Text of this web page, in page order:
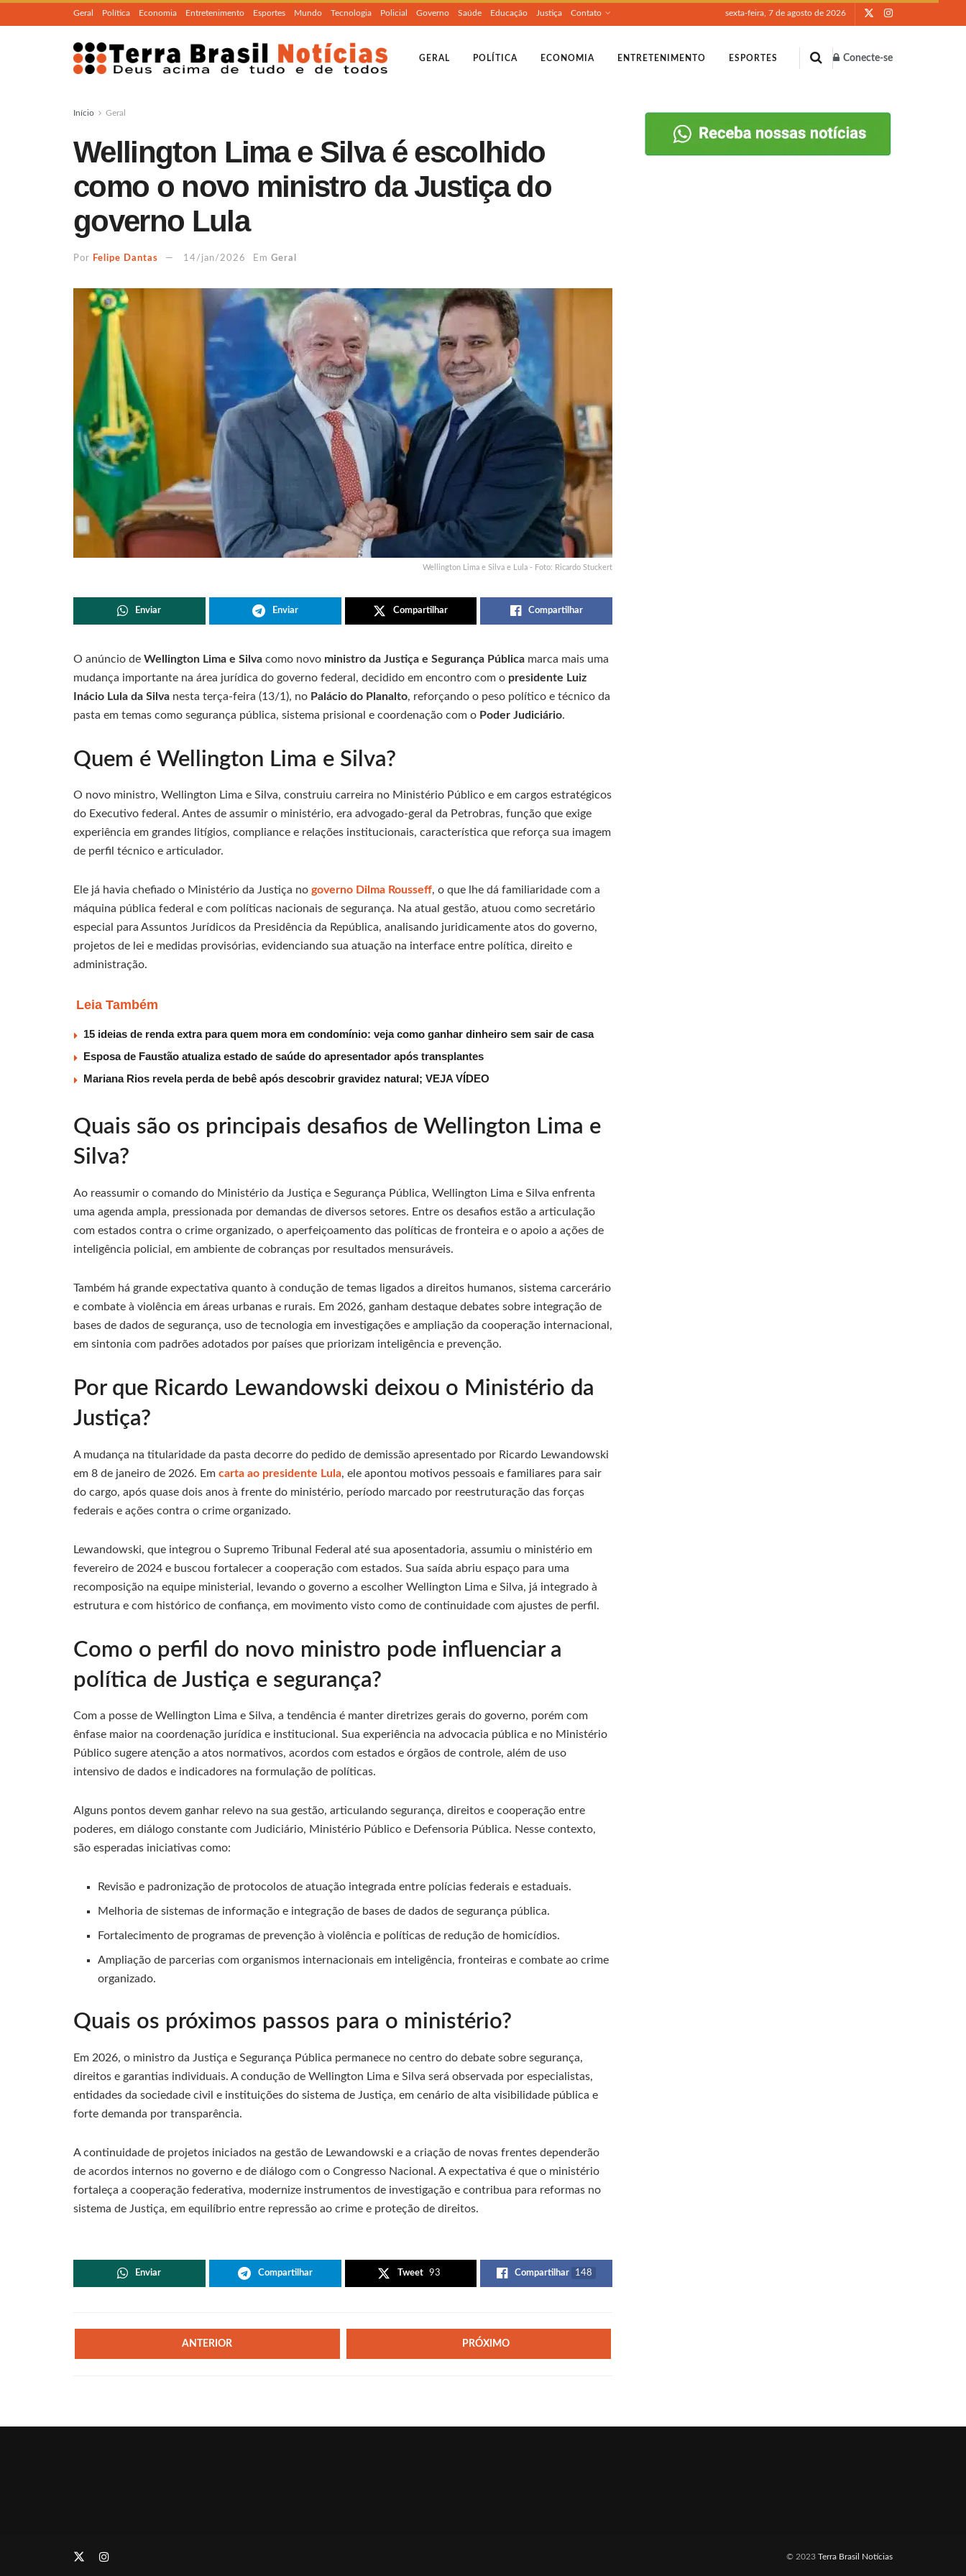
Geral Política Economia Entretenimento Esportes Mundo Tecnologia Policial Governo Saúde Educação Justiça Contato sexta-feira, 7 de agosto de 2026
GERAL POLÍTICA ECONOMIA ENTRETENIMENTO ESPORTES Conecte-se
Início Geral
Wellington Lima e Silva é escolhido
como o novo ministro da Justiça do
governo Lula
Por Felipe Dantas 14/jan/2026 Em Geral
Wellington Lima e Silva e Lula - Foto: Ricardo Stuckert
Enviar Enviar Compartilhar Compartilhar
O anúncio de Wellington Lima e Silva como novo ministro da Justiça e Segurança Pública marca mais uma
mudança importante na área jurídica do governo federal, decidido em encontro com o presidente Luiz
Inácio Lula da Silva nesta terça-feira (13/1), no Palácio do Planalto, reforçando o peso político e técnico da
pasta em temas como segurança pública, sistema prisional e coordenação com o Poder Judiciário.
Quem é Wellington Lima e Silva?
O novo ministro, Wellington Lima e Silva, construiu carreira no Ministério Público e em cargos estratégicos
do Executivo federal. Antes de assumir o ministério, era advogado-geral da Petrobras, função que exige
experiência em grandes litígios, compliance e relações institucionais, característica que reforça sua imagem
de perfil técnico e articulador.
Ele já havia chefiado o Ministério da Justiça no governo Dilma Rousseff, o que lhe dá familiaridade com a
máquina pública federal e com políticas nacionais de segurança. Na atual gestão, atuou como secretário
especial para Assuntos Jurídicos da Presidência da República, analisando juridicamente atos do governo,
projetos de lei e medidas provisórias, evidenciando sua atuação na interface entre política, direito e
administração.
Leia Também
15 ideias de renda extra para quem mora em condomínio: veja como ganhar dinheiro sem sair de casa
Esposa de Faustão atualiza estado de saúde do apresentador após transplantes
Mariana Rios revela perda de bebê após descobrir gravidez natural; VEJA VÍDEO
Quais são os principais desafios de Wellington Lima e
Silva?
Ao reassumir o comando do Ministério da Justiça e Segurança Pública, Wellington Lima e Silva enfrenta
uma agenda ampla, pressionada por demandas de diversos setores. Entre os desafios estão a articulação
com estados contra o crime organizado, o aperfeiçoamento das políticas de fronteira e o apoio a ações de
inteligência policial, em ambiente de cobranças por resultados mensuráveis.
Também há grande expectativa quanto à condução de temas ligados a direitos humanos, sistema carcerário
e combate à violência em áreas urbanas e rurais. Em 2026, ganham destaque debates sobre integração de
bases de dados de segurança, uso de tecnologia em investigações e ampliação da cooperação internacional,
em sintonia com padrões adotados por países que priorizam inteligência e prevenção.
Por que Ricardo Lewandowski deixou o Ministério da
Justiça?
A mudança na titularidade da pasta decorre do pedido de demissão apresentado por Ricardo Lewandowski
em 8 de janeiro de 2026. Em carta ao presidente Lula, ele apontou motivos pessoais e familiares para sair
do cargo, após quase dois anos à frente do ministério, período marcado por reestruturação das forças
federais e ações contra o crime organizado.
Lewandowski, que integrou o Supremo Tribunal Federal até sua aposentadoria, assumiu o ministério em
fevereiro de 2024 e buscou fortalecer a cooperação com estados. Sua saída abriu espaço para uma
recomposição na equipe ministerial, levando o governo a escolher Wellington Lima e Silva, já integrado à
estrutura e com histórico de confiança, em movimento visto como de continuidade com ajustes de perfil.
Como o perfil do novo ministro pode influenciar a
política de Justiça e segurança?
Com a posse de Wellington Lima e Silva, a tendência é manter diretrizes gerais do governo, porém com
ênfase maior na coordenação jurídica e institucional. Sua experiência na advocacia pública e no Ministério
Público sugere atenção a atos normativos, acordos com estados e órgãos de controle, além de uso
intensivo de dados e indicadores na formulação de políticas.
Alguns pontos devem ganhar relevo na sua gestão, articulando segurança, direitos e cooperação entre
poderes, em diálogo constante com Judiciário, Ministério Público e Defensoria Pública. Nesse contexto,
são esperadas iniciativas como:
Revisão e padronização de protocolos de atuação integrada entre polícias federais e estaduais.
Melhoria de sistemas de informação e integração de bases de dados de segurança pública.
Fortalecimento de programas de prevenção à violência e políticas de redução de homicídios.
Ampliação de parcerias com organismos internacionais em inteligência, fronteiras e combate ao crime
organizado.
Quais os próximos passos para o ministério?
Em 2026, o ministro da Justiça e Segurança Pública permanece no centro do debate sobre segurança,
direitos e garantias individuais. A condução de Wellington Lima e Silva será observada por especialistas,
entidades da sociedade civil e instituições do sistema de Justiça, em cenário de alta visibilidade pública e
forte demanda por transparência.
A continuidade de projetos iniciados na gestão de Lewandowski e a criação de novas frentes dependerão
de acordos internos no governo e de diálogo com o Congresso Nacional. A expectativa é que o ministério
fortaleça a cooperação federativa, modernize instrumentos de investigação e contribua para reformas no
sistema de Justiça, em equilíbrio entre repressão ao crime e proteção de direitos.
Enviar Compartilhar Tweet 93 Compartilhar 148
ANTERIOR PRÓXIMO
© 2023 Terra Brasil Notícias